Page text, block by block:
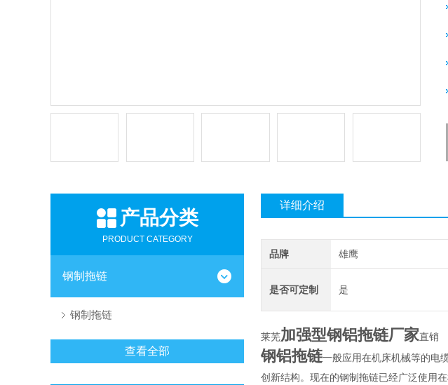
产品分类
PRODUCT CATEGORY
钢制拖链
钢制拖链
查看全部
详细介绍
品牌 雄鹰
是否可定制 是
莱芜加强型钢铝拖链厂家直销
钢铝拖链一般应用在机床机械等的电
创新结构。现在的钢制拖链已经广泛使用